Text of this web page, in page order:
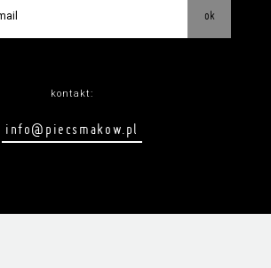
ok
kontakt:
info@piecsmakow.pl